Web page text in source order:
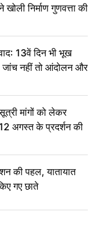
निर्माण गुणवत्ता की
13वें दिन भी भूख
जांच नहीं तो आंदोलन और
मांगों को लेकर
अगस्त के प्रदर्शन की
की पहल, यातायात
गए छाते